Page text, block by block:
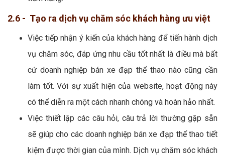
2.6 - Tạo ra dịch vụ chăm sóc khách hàng ưu việt
Việc tiếp nhận ý kiến của khách hàng để tiến hành dịch
vụ chăm sóc, đáp ứng nhu cầu tốt nhất là điều mà bất
cứ doanh nghiệp bán xe đạp thể thao nào cũng cần
làm tốt. Với sự xuất hiện của website, hoạt động này
có thể diễn ra một cách nhanh chóng và hoàn hảo nhất.
Việc thiết lập các câu hỏi, câu trả lời thường gặp sẵn
sẽ giúp cho các doanh nghiệp bán xe đạp thể thao tiết
kiệm được thời gian của mình. Dịch vụ chăm sóc khách